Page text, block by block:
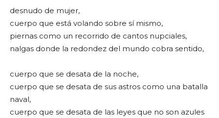
desnudo de mujer,
cuerpo que está volando sobre sí mismo,
piernas como un recorrido de cantos nupciales,
nalgas donde la redondez del mundo cobra sentido,
cuerpo que se desata de la noche,
cuerpo que se desata de sus astros como una batalla
naval,
cuerpo que se desata de las leyes que no son azules